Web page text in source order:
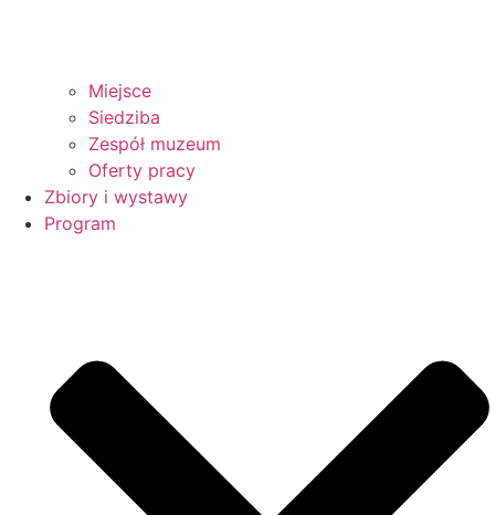
Miejsce
Siedziba
Zespół muzeum
Oferty pracy
Zbiory i wystawy
Program